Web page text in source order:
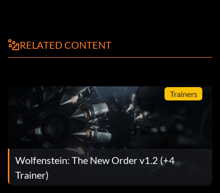
RELATED CONTENT
Trainers
Wolfenstein: The New Order v1.2 (+4
Trainer)